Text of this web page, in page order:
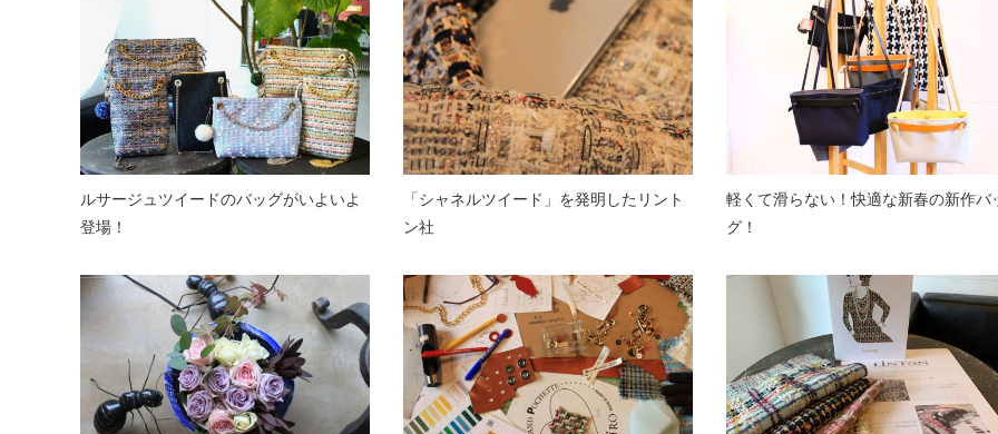
ルサージュツイードのバッグがいよいよ
登場！
「シャネルツイード」を発明したリント
ン社
軽くて滑らない！快適な新春の新作バ
グ！